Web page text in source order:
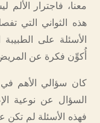
معنا، فاجترار
هذه الثواني التي
الأسئلة على
أُكوِّن فكرة عن المريض
كان سؤالي الأهم
السؤال عن نوعية
فهذه الأسئلة لم